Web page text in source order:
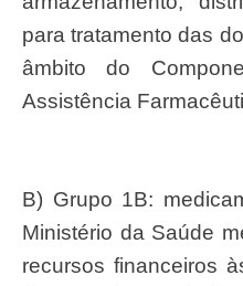
para tratamento das
âmbito do
Assistência
b) Grupo 1B: medicamentos financiados pelo
Ministério da Saúde
recursos financeiros